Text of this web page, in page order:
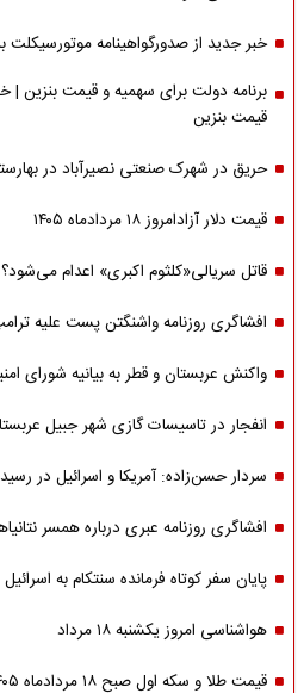
خبر جدید از صدورگواهینامه موتورسیکلت
برنامه دولت برای سهمیه و قیمت بنزین |
قیمت بنزین
حریق در شهرک صنعتی نصیرآباد در
قیمت دلار آزادامروز ۱۸ مردادماه ۱۴۰۵
قاتل سریالی«کلثوم اکبری» اعدام می‌شود؟
افشاگری روزنامه واشنگتن پست علیه
واکنش عربستان و قطر به بیانیه شورای
انفجار در تاسیسات گازی شهر جبیل
سردار حسن‌زاده: آمریکا و اسرائیل در
افشاگری روزنامه عبری درباره همسر
پایان سفر کوتاه فرمانده سنتکام به اسرائیل
هواشناسی امروز یکشنبه ۱۸ مرداد
قیمت طلا و سکه اول صبح ۱۸ مردادماه ۱۴۰۵